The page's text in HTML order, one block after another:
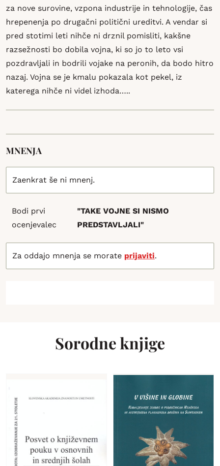
za nove surovine, vzpona industrije in tehnologije, čas
hrepenenja po drugačni politični ureditvi. A vendar si
pred stotimi leti nihče ni drznil pomisliti, kakšne
razsežnosti bo dobila vojna, ki so jo to leto vsi
pozdravljali in bodrili vojake na peronih, da bodo hitro
nazaj. Vojna se je kmalu pokazala kot pekel, iz
katerega nihče ni videl izhoda…..
MNENJA
Zaenkrat še ni mnenj.
Bodi prvi
ocenjevalec
"TAKE VOJNE SI NISMO
PREDSTAVLJALI"
Za oddajo mnenja se morate prijaviti.
Sorodne knjige